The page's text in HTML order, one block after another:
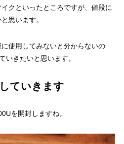
クといったところですが、値段に
思います。
使用してみないと分からないの
いきたいと思います。
ていきます
を開封しますね。